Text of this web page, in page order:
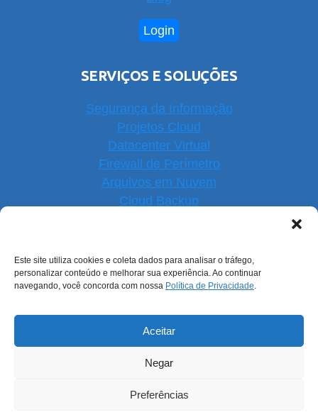
Este site utiliza cookies e coleta dados para analisar o tráfego,
personalizar conteúdo e melhorar sua experiência. Ao continuar
navegando, você concorda com nossa Política de Privacidade.
Aceitar
Negar
Preferências
Login
SERVIÇOS E SOLUÇÕES
Segurança da Informação
Projetos Cloud
Datacenter Virtual
Firewall de Perímetro
Arquivos em Nuvem
Cloud Backup
Monitoramento de Serviços
© 2026 ENGESIS Tecnologia